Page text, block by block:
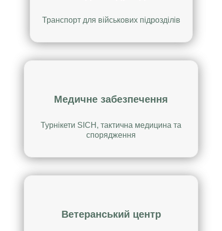
Транспорт для військових підрозділів
Медичне забезпечення
Турнікети SICH, тактична медицина та
спорядження
Ветеранський центр